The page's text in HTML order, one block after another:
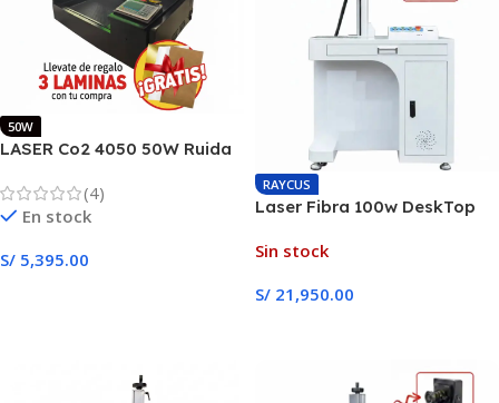
50W
LASER Co2 4050 50W Ruida
(4)
En stock
S/ 5,395.00
RAYCUS
Laser Fibra 100w DeskTop
Sin stock
S/ 21,950.00